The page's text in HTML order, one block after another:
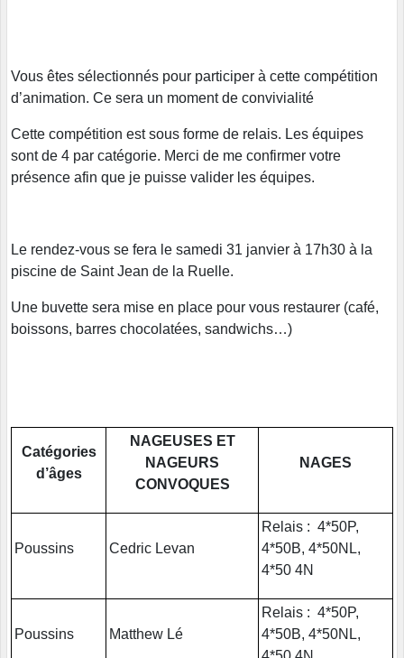
Vous êtes sélectionnés pour participer à cette compétition
d’animation. Ce sera un moment de convivialité
Cette compétition est sous forme de relais. Les équipes
sont de 4 par catégorie. Merci de me confirmer votre
présence afin que je puisse valider les équipes.
Le rendez-vous se fera le samedi 31 janvier à 17h30 à la
piscine de Saint Jean de la Ruelle.
Une buvette sera mise en place pour vous restaurer (café,
boissons, barres chocolatées, sandwichs…)
Catégories
d’âges
NAGEUSES ET
NAGEURS
CONVOQUES
NAGES
Poussins Cedric Levan
Relais : 4*50P,
4*50B, 4*50NL,
4*50 4N
Poussins Matthew Lé
Relais : 4*50P,
4*50B, 4*50NL,